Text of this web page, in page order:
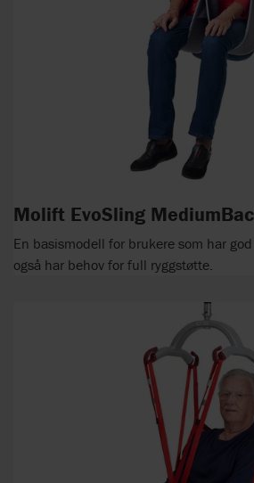
Molift EvoSling
En basismodell for brukere som har
også har behov for full ryggstøtte.